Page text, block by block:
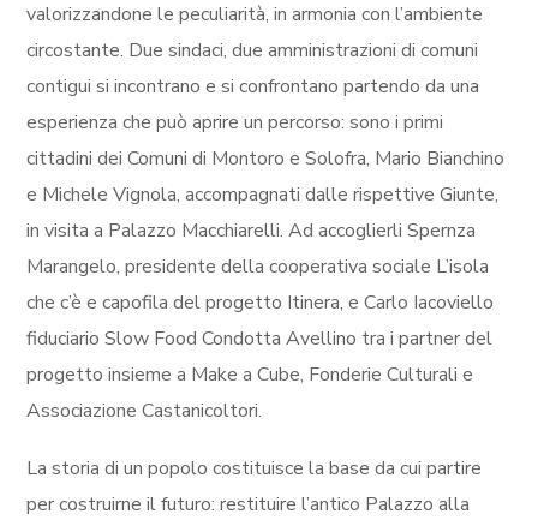
valorizzandone le peculiarità, in armonia con l’ambiente
circostante. Due sindaci, due amministrazioni di comuni
contigui si incontrano e si confrontano partendo da una
esperienza che può aprire un percorso: sono i primi
cittadini dei Comuni di Montoro e Solofra, Mario Bianchino
e Michele Vignola, accompagnati dalle rispettive Giunte,
in visita a Palazzo Macchiarelli. Ad accoglierli Spernza
Marangelo, presidente della cooperativa sociale L’isola
che c’è e capofila del progetto Itinera, e Carlo Iacoviello
fiduciario Slow Food Condotta Avellino tra i partner del
progetto insieme a Make a Cube, Fonderie Culturali e
Associazione Castanicoltori.
La storia di un popolo costituisce la base da cui partire
per costruirne il futuro: restituire l’antico Palazzo alla